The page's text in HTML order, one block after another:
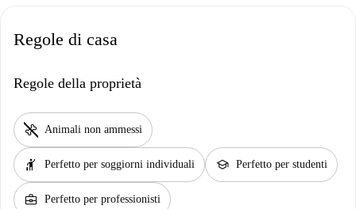
Regole di casa
Regole della proprietà
pet_supplies Animali non ammessi
hail Perfetto per soggiorni individuali school Perfetto per studenti
business_center Perfetto per professionisti